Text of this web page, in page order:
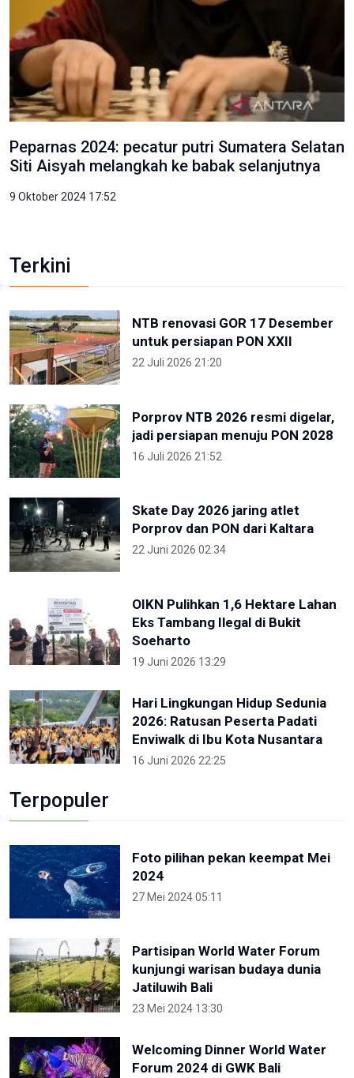
Peparnas 2024: pecatur putri Sumatera Selatan
Siti Aisyah melangkah ke babak selanjutnya
9 Oktober 2024 17:52
Terkini
NTB renovasi GOR 17 Desember
untuk persiapan PON XXII
22 Juli 2026 21:20
Porprov NTB 2026 resmi digelar,
jadi persiapan menuju PON 2028
16 Juli 2026 21:52
Skate Day 2026 jaring atlet
Porprov dan PON dari Kaltara
22 Juni 2026 02:34
OIKN Pulihkan 1,6 Hektare Lahan
Eks Tambang Ilegal di Bukit
Soeharto
19 Juni 2026 13:29
Hari Lingkungan Hidup Sedunia
2026: Ratusan Peserta Padati
Enviwalk di Ibu Kota Nusantara
16 Juni 2026 22:25
Terpopuler
Foto pilihan pekan keempat Mei
2024
27 Mei 2024 05:11
Partisipan World Water Forum
kunjungi warisan budaya dunia
Jatiluwih Bali
23 Mei 2024 13:30
Welcoming Dinner World Water
Forum 2024 di GWK Bali